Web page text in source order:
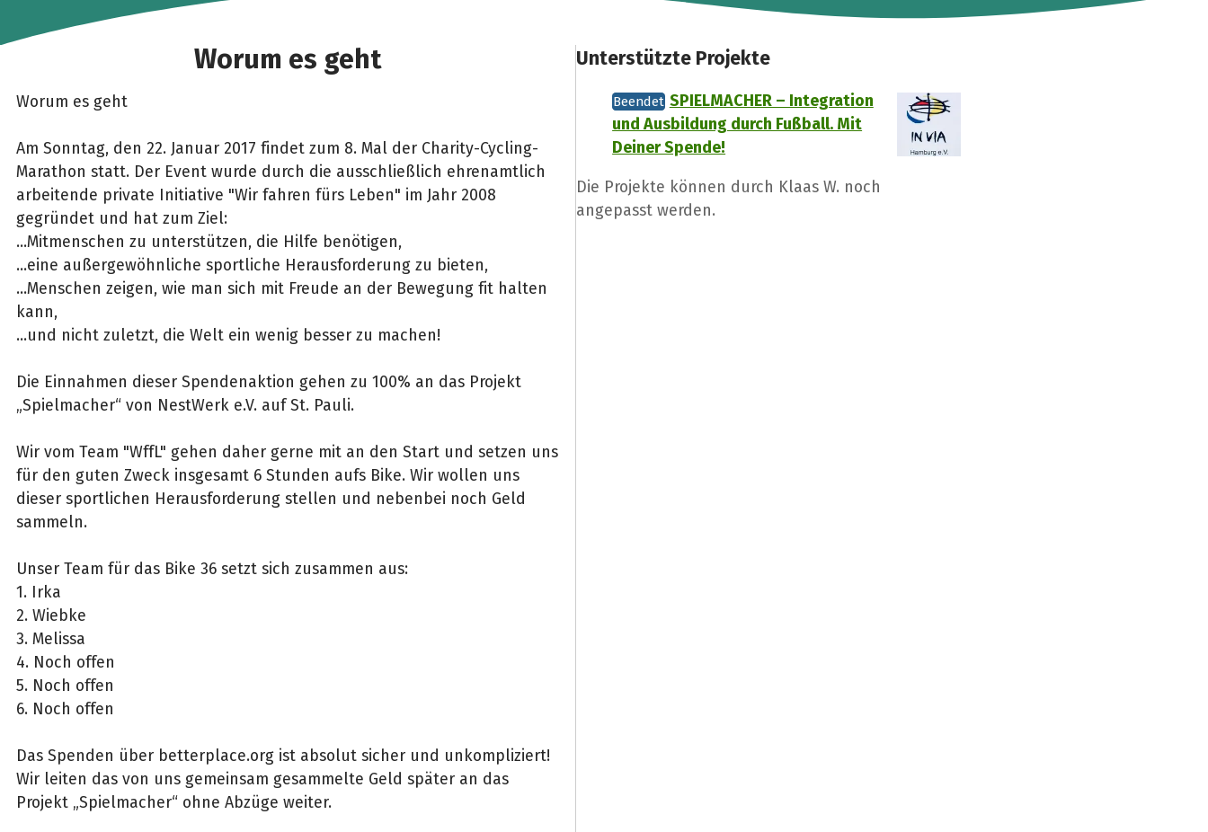
Worum es geht
Worum es geht
Am Sonntag, den 22. Januar 2017 findet zum 8. Mal der Charity-Cycling-
Marathon statt. Der Event wurde durch die ausschließlich ehrenamtlich
arbeitende private Initiative "Wir fahren fürs Leben" im Jahr 2008
gegründet und hat zum Ziel:
...Mitmenschen zu unterstützen, die Hilfe benötigen,
...eine außergewöhnliche sportliche Herausforderung zu bieten,
...Menschen zeigen, wie man sich mit Freude an der Bewegung fit halten
kann,
...und nicht zuletzt, die Welt ein wenig besser zu machen!
Die Einnahmen dieser Spendenaktion gehen zu 100% an das Projekt
„Spielmacher“ von NestWerk e.V. auf St. Pauli.
Wir vom Team "WffL" gehen daher gerne mit an den Start und setzen uns
für den guten Zweck insgesamt 6 Stunden aufs Bike. Wir wollen uns
dieser sportlichen Herausforderung stellen und nebenbei noch Geld
sammeln.
Unser Team für das Bike 36 setzt sich zusammen aus:
1. Irka
2. Wiebke
3. Melissa
4. Noch offen
5. Noch offen
6. Noch offen
Das Spenden über betterplace.org ist absolut sicher und unkompliziert!
Wir leiten das von uns gemeinsam gesammelte Geld später an das
Projekt „Spielmacher“ ohne Abzüge weiter.
Unterstützte Projekte
Beendet SPIELMACHER – Integration
und Ausbildung durch Fußball. Mit
Deiner Spende!
Die Projekte können durch Klaas W. noch
angepasst werden.